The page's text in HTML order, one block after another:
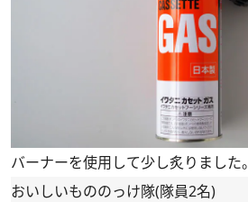
バーナーを使用して少し炙りました。
おいしいもののっけ隊(隊員2名)